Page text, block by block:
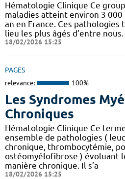
Hématologie Clinique Ce
maladies atteint environ 3
an en France. Ces
lieu les plus âgés d’entre
18/02/2026 15:25
PAGES
relevance: 100%
Les Syndromes
Chroniques
Hématologie Clinique Ce
ensemble de pathologies (
chronique, thrombocytémie,
ostéomyélofibrose ) évoluant
manière chronique. Il s’a
18/02/2026 15:25